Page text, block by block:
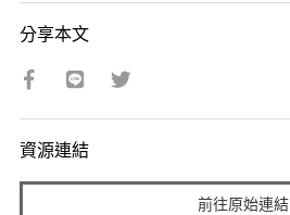
分享本文
資源連結
前往原始連結